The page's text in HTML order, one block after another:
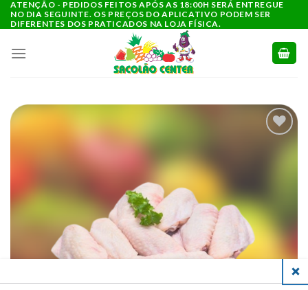
para
conteúdo
ATENÇÃO - PEDIDOS FEITOS APÓS AS 18:00H SERÁ ENTREGUE
NO DIA SEGUINTE. OS PREÇOS DO APLICATIVO PODEM SER
DIFERENTES DOS PRATICADOS NA LOJA FÍSICA.
COMPRAS